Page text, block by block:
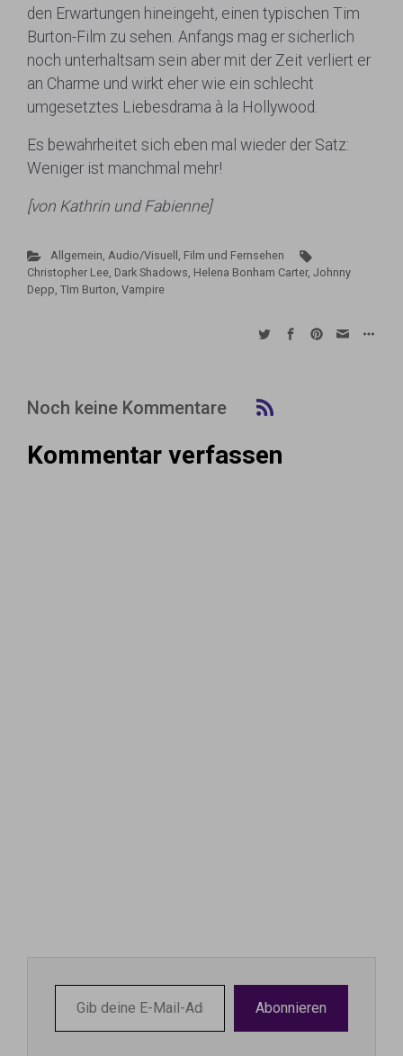
den Erwartungen hineingeht, einen typischen Tim
Burton-Film zu sehen. Anfangs mag er sicherlich
noch unterhaltsam sein aber mit der Zeit verliert er
an Charme und wirkt eher wie ein schlecht
umgesetztes Liebesdrama à la Hollywood.
Es bewahrheitet sich eben mal wieder der Satz:
Weniger ist manchmal mehr!
[von Kathrin und Fabienne]
Allgemein, Audio/Visuell , Film und Fernsehen
Christopher Lee, Dark Shadows, Helena Bonham Carter, Johnny
Depp, TIm Burton, Vampire
Noch keine Kommentare
Kommentar verfassen
deine
E-
Abonnieren